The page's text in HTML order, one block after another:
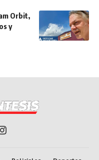
Orbit,
y